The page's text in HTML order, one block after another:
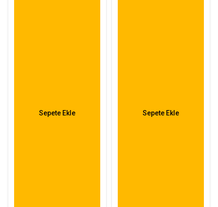
Sepete Ekle Sepete Ekle